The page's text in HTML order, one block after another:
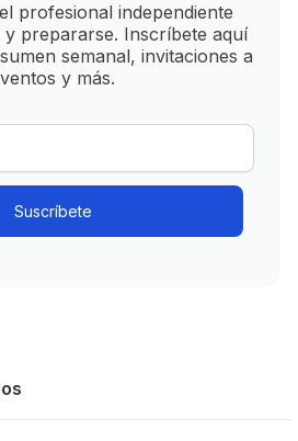
profesional independiente
prepararse. Inscríbete aquí
semanal, invitaciones a
y más.